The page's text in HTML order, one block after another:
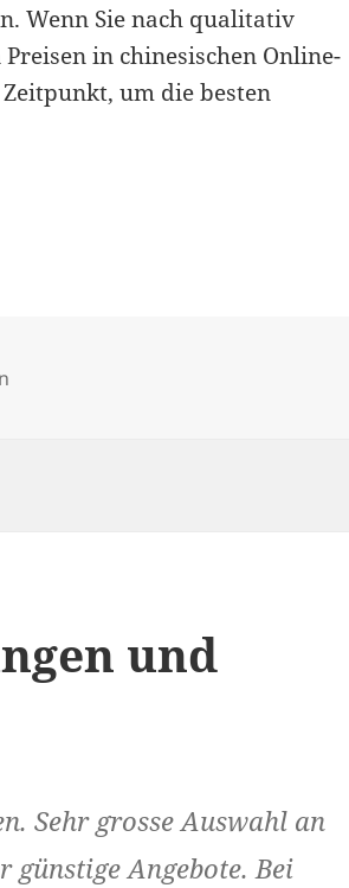
Wenn Sie nach qualitativ
in chinesischen Online-
um die besten
internationalen
und
Sehr grosse Auswahl an
Angebote. Bei